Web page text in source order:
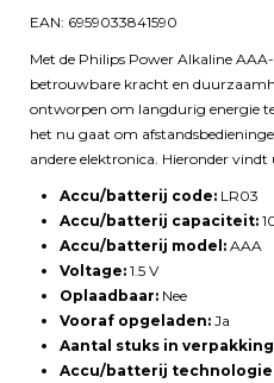
EAN: 6959033841590
Met de Philips Power Alkaline
betrouwbare kracht en
ontworpen om langdurig energie
het nu gaat om
andere elektronica. Hieronder
Accu/batterij code: LR03
Accu/batterij capaciteit:
Accu/batterij model: AAA
Voltage: 1.5 V
Oplaadbaar: Nee
Vooraf opgeladen: Ja
Aantal stuks in
Accu/batterij